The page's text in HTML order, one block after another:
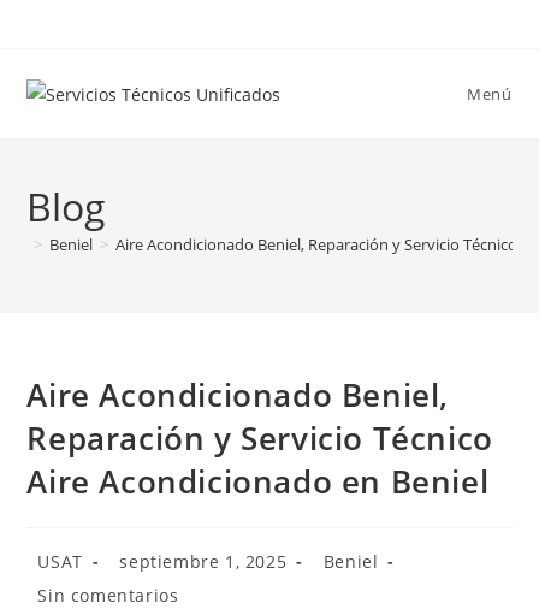
contenido
Menú
Blog
> Beniel > Aire Acondicionado Beniel, Reparación y Servicio Técnico
Aire Acondicionado Beniel,
Reparación y Servicio Técnico
Aire Acondicionado en Beniel
Autor
la
USAT
Publicación
la
septiembre 1, 2025
Categoría
Beniel
Comentarios
Sin comentarios